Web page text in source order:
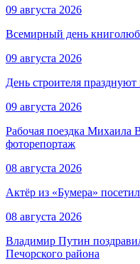
09 августа 2026
Всемирный день
09 августа 2026
День строителя празднуют
09 августа 2026
Рабочая поездка Михаила
фоторепортаж
08 августа 2026
Актёр из «Бумера»
08 августа 2026
Владимир Путин
Печорского района